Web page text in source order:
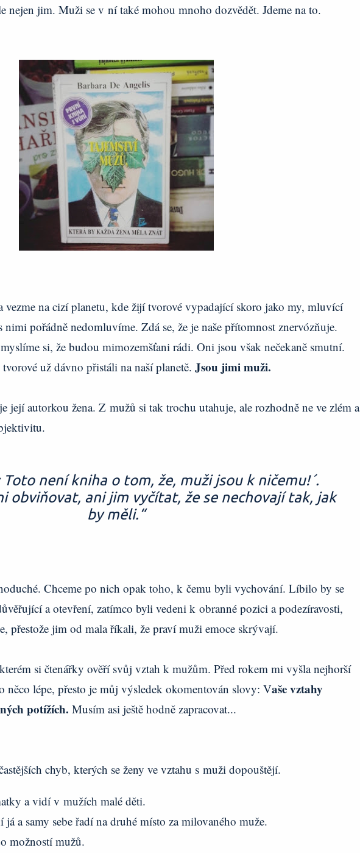
nejen jim. Muži se v ní také mohou mnoho dozvědět. Jdeme na to.
na cizí planetu, kde žijí tvorové vypadající skoro jako my, mluvící
nimi pořádně nedomluvíme. Zdá se, že je naše přítomnost znervózňuje.
si, že budou mimozemšťani rádi. Oni jsou však nečekaně smutní.
už dávno přistáli na naší planetě. Jsou jimi muži.
její autorkou žena. Z mužů si tak trochu utahuje, ale rozhodně ne ve zlém a
Toto není kniha o tom, že, muži jsou k ničemu!´.
obviňovat, ani jim vyčítat, že se nechovají tak, jak
by měli.“
Chceme po nich opak toho, k čemu byli vychování. Líbilo by se
a otevření, zatímco byli vedeni k obranné pozici a podezíravosti,
přestože jim od mala říkali, že praví muži emoce skrývají.
si čtenářky ověří svůj vztah k mužům. Před rokem mi vyšla nejhorší
něco lépe, přesto je můj výsledek okomentován slovy: Vaše vztahy
potížích. Musím asi ještě hodně zapracovat...
chyb, kterých se ženy ve vztahu s muži dopouštějí.
a vidí v mužích malé děti.
a samy sebe řadí na druhé místo za milovaného muže.
možností mužů.